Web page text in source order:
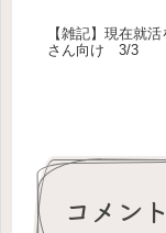
【雑記】現在就
さん向け 3/3
コメント